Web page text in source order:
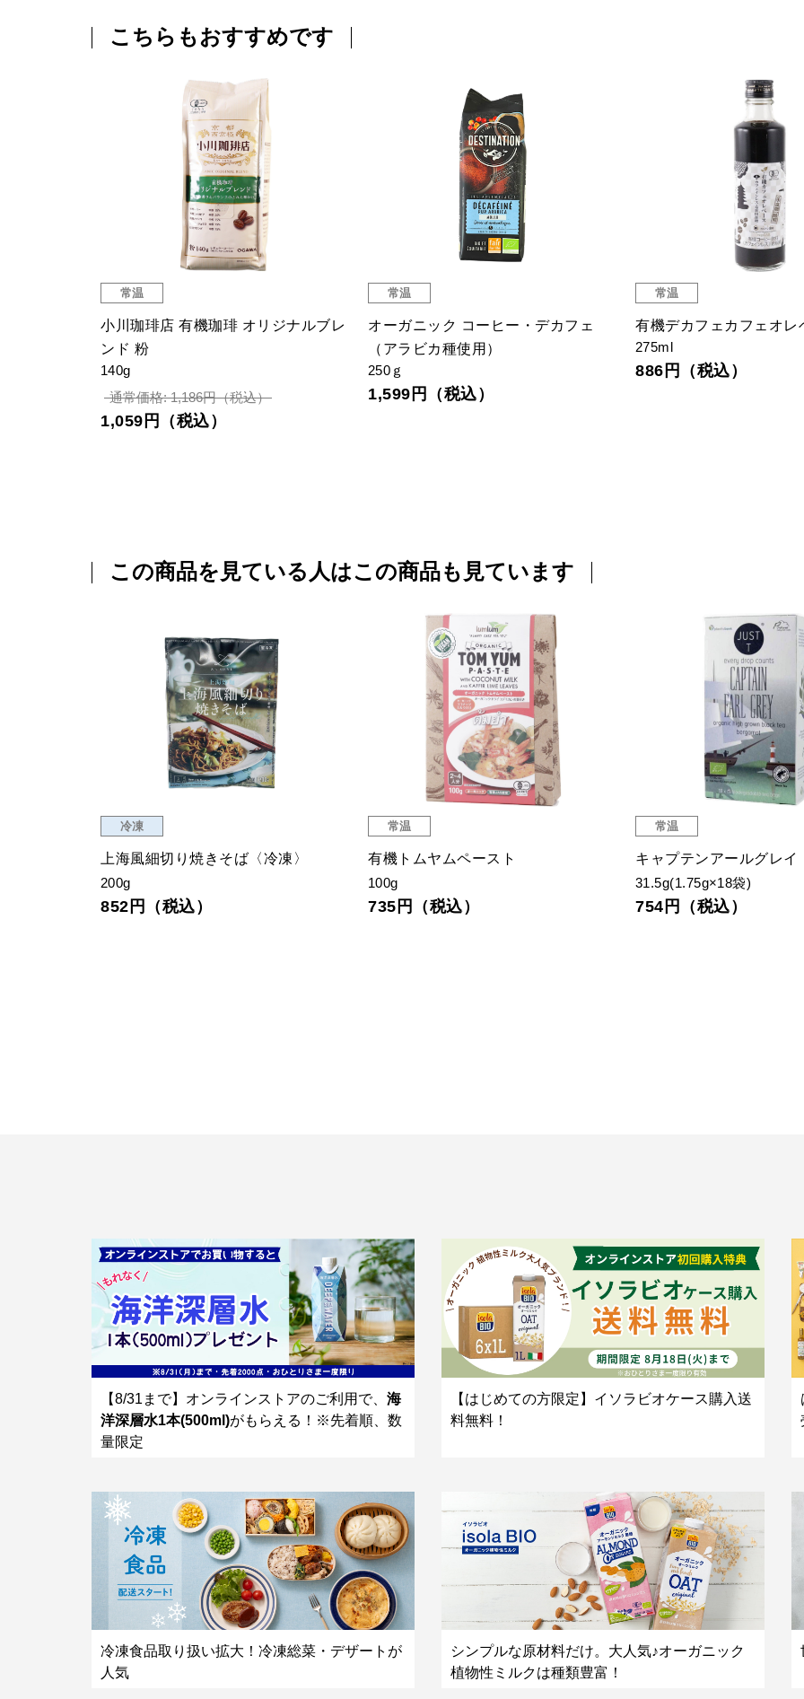
こちらもおすすめです
常温
小川珈琲店 有機珈琲 オリジナルブレ
ンド 粉
140g
通常価格: 1,186円（税込）
1,059円（税込）
常温
オーガニック コーヒー・デカフェ
（アラビカ種使用）
250ｇ
1,599円（税込）
常温
有機デカフェカフェオレ
275ml
886円（税込）
この商品を見ている人はこの商品も見ています
冷凍
上海風細切り焼きそば〈冷凍〉
200g
852円（税込）
常温
有機トムヤムペースト
100g
735円（税込）
常温
キャプテンアールグレイ
31.5g(1.75g×18袋)
754円（税込）
【8/31まで】オンラインストアのご利用で、 海
洋深層水1本(500ml)がもらえる！※先着順、数
量限定
【はじめての方限定】イソラビオケース購入送
料無料！
冷凍食品取り扱い拡大！冷凍総菜・デザートが
人気
シンプルな原材料だけ。大人気♪オーガニック
植物性ミルクは種類豊富！